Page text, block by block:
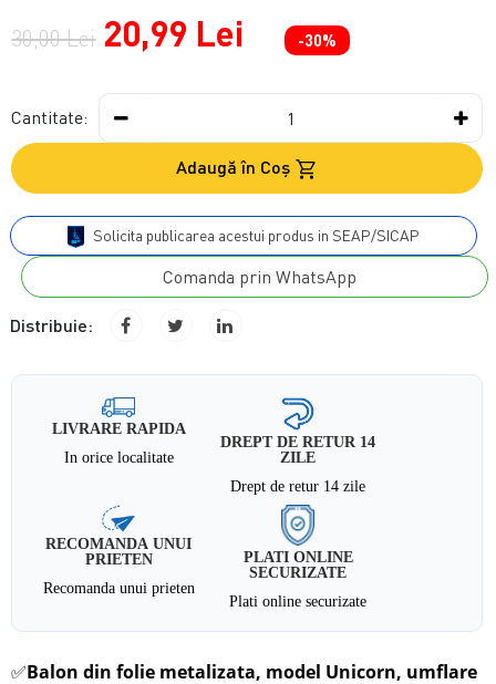
30,00 Lei 20,99 Lei -30%
Cantitate:
Adaugă în Coş
Solicita publicarea acestui produs in SEAP/SICAP
Comanda prin WhatsApp
Distribuie:
LIVRARE RAPIDA
In orice localitate
DREPT DE RETUR 14
ZILE
Drept de retur 14 zile
RECOMANDA UNUI
PRIETEN
Recomanda unui prieten
PLATI ONLINE
SECURIZATE
Plati online securizate
✅Balon din folie metalizata, model Unicorn, umflare